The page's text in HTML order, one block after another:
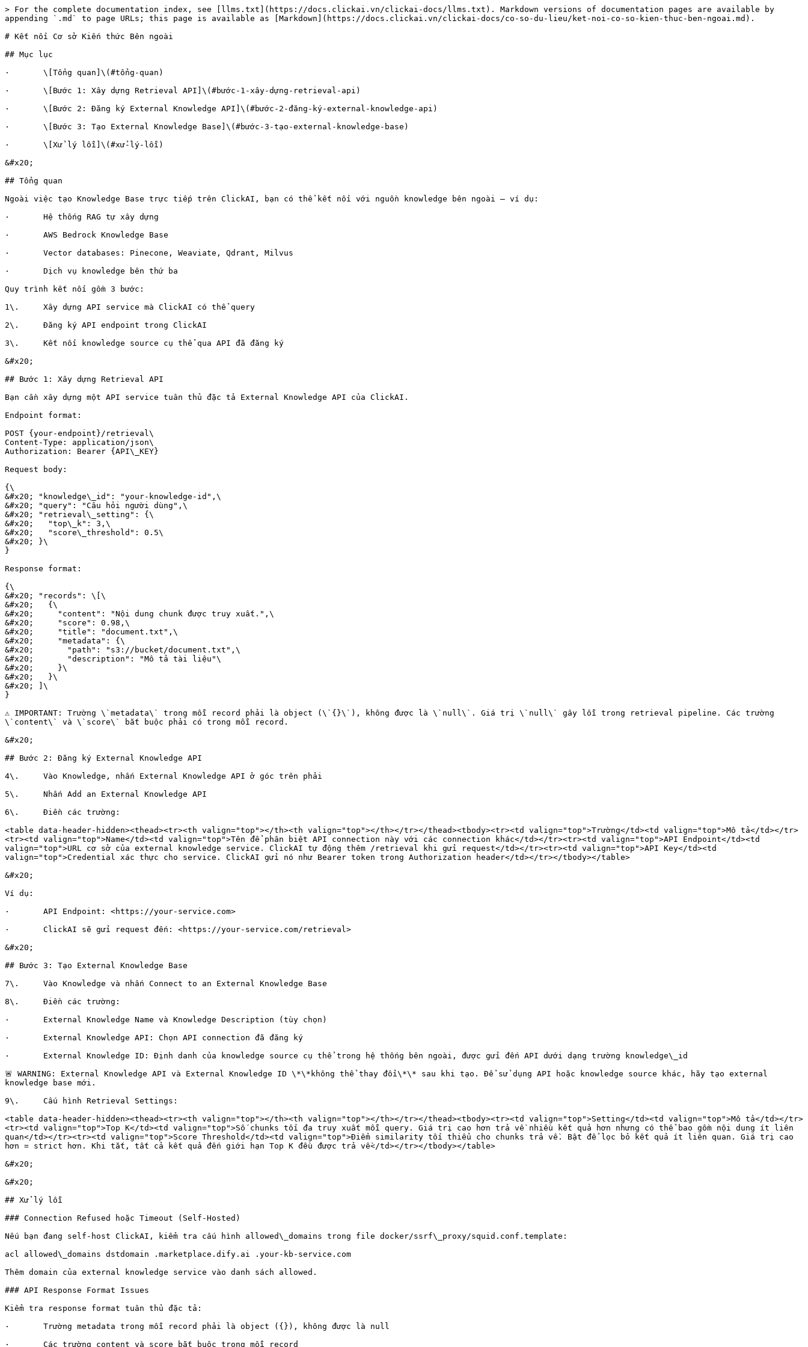
> For the complete documentation index, see [llms.txt](https://docs.clickai.vn/clickai-docs/llms.txt). Markdown versions of documentation pages are available by
appending `.md` to page URLs; this page is available as [Markdown](https://docs.clickai.vn/clickai-docs/co-so-du-lieu/ket-noi-co-so-kien-thuc-ben-ngoai.md).
# Kết nối Cơ sở Kiến thức Bên ngoài
## Mục lục
·       \[Tổng quan]\(#tổng-quan)
·       \[Bước 1: Xây dựng Retrieval API]\(#bước-1-xây-dựng-retrieval-api)
·       \[Bước 2: Đăng ký External Knowledge API]\(#bước-2-đăng-ký-external-knowledge-api)
·       \[Bước 3: Tạo External Knowledge Base]\(#bước-3-tạo-external-knowledge-base)
·       \[Xử lý lỗi]\(#xử-lý-lỗi)
&#x20;
## Tổng quan
Ngoài việc tạo Knowledge Base trực tiếp trên ClickAI, bạn có thể kết nối với nguồn knowledge bên ngoài — ví dụ:
·       Hệ thống RAG tự xây dựng
·       AWS Bedrock Knowledge Base
·       Vector databases: Pinecone, Weaviate, Qdrant, Milvus
·       Dịch vụ knowledge bên thứ ba
Quy trình kết nối gồm 3 bước:
1\.     Xây dựng API service mà ClickAI có thể query
2\.     Đăng ký API endpoint trong ClickAI
3\.     Kết nối knowledge source cụ thể qua API đã đăng ký
&#x20;
## Bước 1: Xây dựng Retrieval API
Bạn cần xây dựng một API service tuân thủ đặc tả External Knowledge API của ClickAI.
Endpoint format:
POST {your-endpoint}/retrieval\
Content-Type: application/json\
Authorization: Bearer {API\_KEY}
Request body:
{\
&#x20; "knowledge\_id": "your-knowledge-id",\
&#x20; "query": "Câu hỏi người dùng",\
&#x20; "retrieval\_setting": {\
&#x20;   "top\_k": 3,\
&#x20;   "score\_threshold": 0.5\
&#x20; }\
}
Response format:
{\
&#x20; "records": \[\
&#x20;   {\
&#x20;     "content": "Nội dung chunk được truy xuất.",\
&#x20;     "score": 0.98,\
&#x20;     "title": "document.txt",\
&#x20;     "metadata": {\
&#x20;       "path": "s3://bucket/document.txt",\
&#x20;       "description": "Mô tả tài liệu"\
&#x20;     }\
&#x20;   }\
&#x20; ]\
}
⚠️ IMPORTANT: Trường \`metadata\` trong mỗi record phải là object (\`{}\`), không được là \`null\`. Giá trị \`null\` gây lỗi trong retrieval pipeline. Các trường
\`content\` và \`score\` bắt buộc phải có trong mỗi record.
&#x20;
## Bước 2: Đăng ký External Knowledge API
4\.     Vào Knowledge, nhấn External Knowledge API ở góc trên phải
5\.     Nhấn Add an External Knowledge API
6\.     Điền các trường:
<table data-header-hidden><thead><tr><th valign="top"></th><th valign="top"></th></tr></thead><tbody><tr><td valign="top">Trường</td><td valign="top">Mô tả</td></tr>
<tr><td valign="top">Name</td><td valign="top">Tên để phân biệt API connection này với các connection khác</td></tr><tr><td valign="top">API Endpoint</td><td
valign="top">URL cơ sở của external knowledge service. ClickAI tự động thêm /retrieval khi gửi request</td></tr><tr><td valign="top">API Key</td><td
valign="top">Credential xác thực cho service. ClickAI gửi nó như Bearer token trong Authorization header</td></tr></tbody></table>
&#x20;
Ví dụ:
·       API Endpoint: <https://your-service.com>
·       ClickAI sẽ gửi request đến: <https://your-service.com/retrieval>
&#x20;
## Bước 3: Tạo External Knowledge Base
7\.     Vào Knowledge và nhấn Connect to an External Knowledge Base
8\.     Điền các trường:
·       External Knowledge Name và Knowledge Description (tùy chọn)
·       External Knowledge API: Chọn API connection đã đăng ký
·       External Knowledge ID: Định danh của knowledge source cụ thể trong hệ thống bên ngoài, được gửi đến API dưới dạng trường knowledge\_id
🚨 WARNING: External Knowledge API và External Knowledge ID \*\*không thể thay đổi\*\* sau khi tạo. Để sử dụng API hoặc knowledge source khác, hãy tạo external
knowledge base mới.
9\.     Cấu hình Retrieval Settings:
<table data-header-hidden><thead><tr><th valign="top"></th><th valign="top"></th></tr></thead><tbody><tr><td valign="top">Setting</td><td valign="top">Mô tả</td></tr>
<tr><td valign="top">Top K</td><td valign="top">Số chunks tối đa truy xuất mỗi query. Giá trị cao hơn trả về nhiều kết quả hơn nhưng có thể bao gồm nội dung ít liên
quan</td></tr><tr><td valign="top">Score Threshold</td><td valign="top">Điểm similarity tối thiểu cho chunks trả về. Bật để lọc bỏ kết quả ít liên quan. Giá trị cao
hơn = strict hơn. Khi tắt, tất cả kết quả đến giới hạn Top K đều được trả về</td></tr></tbody></table>
&#x20;
&#x20;
## Xử lý lỗi
### Connection Refused hoặc Timeout (Self-Hosted)
Nếu bạn đang self-host ClickAI, kiểm tra cấu hình allowed\_domains trong file docker/ssrf\_proxy/squid.conf.template:
acl allowed\_domains dstdomain .marketplace.dify.ai .your-kb-service.com
Thêm domain của external knowledge service vào danh sách allowed.
### API Response Format Issues
Kiểm tra response format tuân thủ đặc tả:
·       Trường metadata trong mỗi record phải là object ({}), không được là null
·       Các trường content và score bắt buộc trong mỗi record